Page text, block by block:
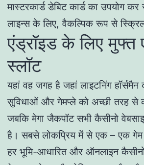
मास्टरकार्ड डेबिट कार्ड का उपयोग
लाइन्स के लिए, वैकल्पिक रूप से
एंड्रॉइड के लिए मुफ्त
स्लॉट
यहां वह जगह है जहां लाइटनिंग
सुविधाओं और गेमप्ले को अच्छी तरह से
जबकि मेगा जैकपॉट सभी कैसीनो
है। सबसे लोकप्रिय में से एक – एक
हर भूमि-आधारित और ऑनलाइन